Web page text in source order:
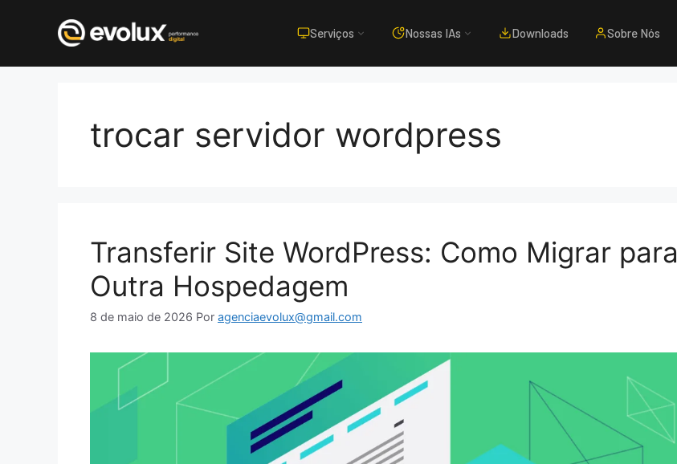
Serviços Nossas IAs Downloads Sobre Nós
trocar servidor wordpress
Transferir Site WordPress: Como Migrar para
Outra Hospedagem
8 de maio de 2026 Por agenciaevolux@gmail.com